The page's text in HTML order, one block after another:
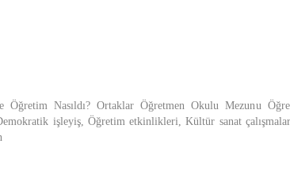
Öğretim Nasıldı? Ortaklar Öğretmen Okulu Mezunu
işleyiş, Öğretim etkinlikleri, Kültür sanat